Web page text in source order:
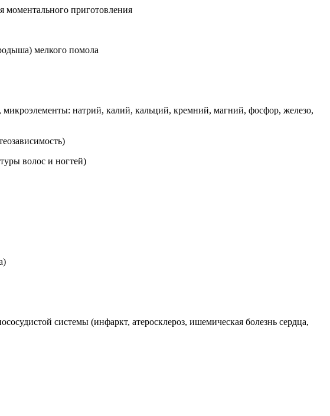
моментального приготовления
мелкого помола
натрий, калий, кальций, кремний, магний, фосфор, железо,
волос и ногтей)
системы (инфаркт, атеросклероз, ишемическая болезнь сердца,